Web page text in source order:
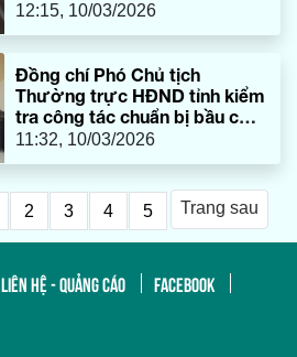
12:15, 10/03/2026
Đồng chí Phó Chủ tịch
Thường trực HĐND tỉnh kiểm
tra công tác chuẩn bị bầu cử
tại các địa phương
11:32, 10/03/2026
2 3 4 5 Trang sau
LIÊN HỆ - QUẢNG CÁO
FACEBOOK